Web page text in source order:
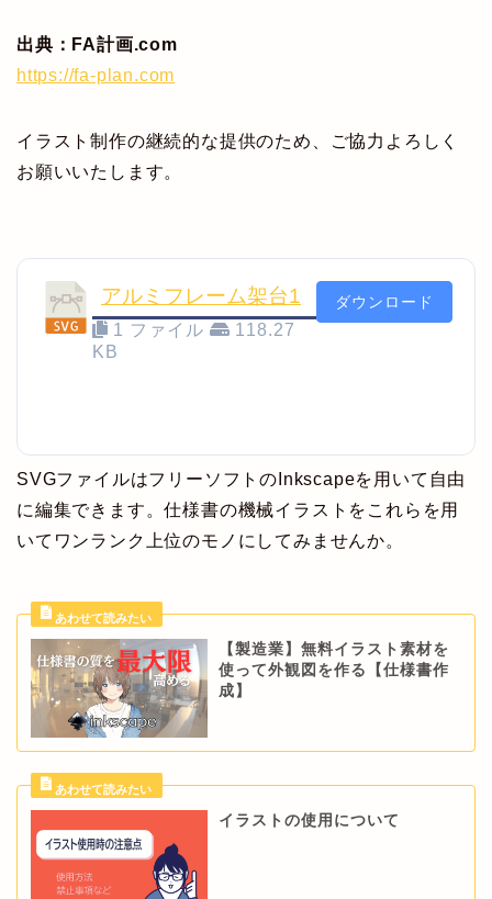
出典：FA計画.com
https://fa-plan.com
イラスト制作の継続的な提供のため、ご協力よろしく
お願いいたします。
アルミフレーム架台1
1 ファイル
118.27
KB
ダウンロード
SVGファイルはフリーソフトのInkscapeを用いて自由
に編集できます。仕様書の機械イラストをこれらを用
いてワンランク上位のモノにしてみませんか。
【製造業】無料イラスト素材を
使って外観図を作る【仕様書作
成】
イラストの使用について